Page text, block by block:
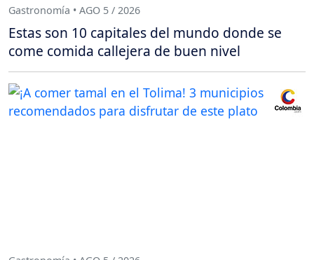
Gastronomía • AGO 5 / 2026
Estas son 10 capitales del mundo donde se
come comida callejera de buen nivel